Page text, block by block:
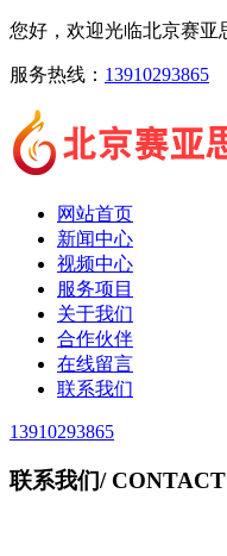
您好，欢迎光临北京赛亚
服务热线： 13910293865
网站首页
新闻中心
视频中心
服务项目
关于我们
合作伙伴
在线留言
联系我们
13910293865
联系我们/ CONTACT